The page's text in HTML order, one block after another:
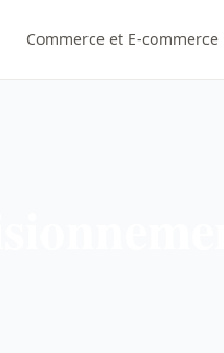
Commerce et E-commerce